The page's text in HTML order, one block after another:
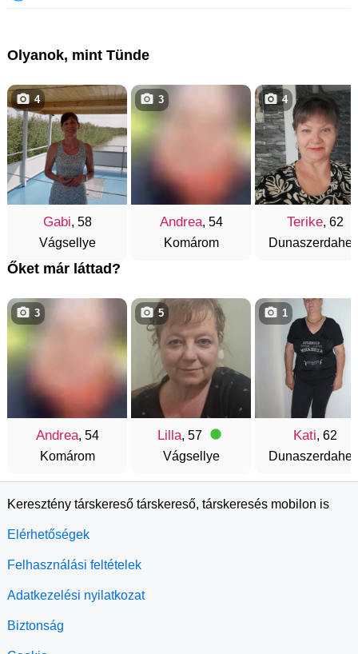
Olyanok, mint Tünde
Gabi, 58
Vágsellye
4
Andrea, 54
Komárom
3
Terike, 62
4
Őket már láttad?
Andrea, 54
Komárom
3
Lilla, 57
Vágsellye
5
Kati, 62
1
Keresztény társkereső társkereső, társkeresés mobilon is
Elérhetőségek
Felhasználási feltételek
Adatkezelési nyilatkozat
Biztonság